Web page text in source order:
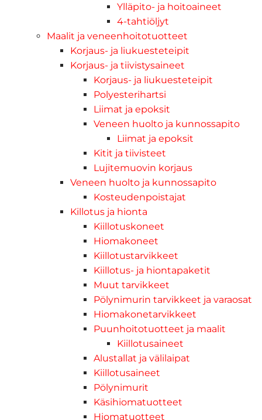
Ylläpito- ja hoitoaineet
4-tahtiöljyt
Maalit ja veneenhoitotuotteet
Korjaus- ja liukuesteteipit
Korjaus- ja tiivistysaineet
Korjaus- ja liukuesteteipit
Polyesterihartsi
Liimat ja epoksit
Veneen huolto ja kunnossapito
Liimat ja epoksit
Kitit ja tiivisteet
Lujitemuovin korjaus
Veneen huolto ja kunnossapito
Kosteudenpoistajat
Killotus ja hionta
Kiillotuskoneet
Hiomakoneet
Kiillotustarvikkeet
Kiillotus- ja hiontapaketit
Muut tarvikkeet
Pölynimurin tarvikkeet ja varaosat
Hiomakonetarvikkeet
Puunhoitotuotteet ja maalit
Kiillotusaineet
Alustallat ja välilaipat
Kiillotusaineet
Pölynimurit
Käsihiomatuotteet
Hiomatuotteet